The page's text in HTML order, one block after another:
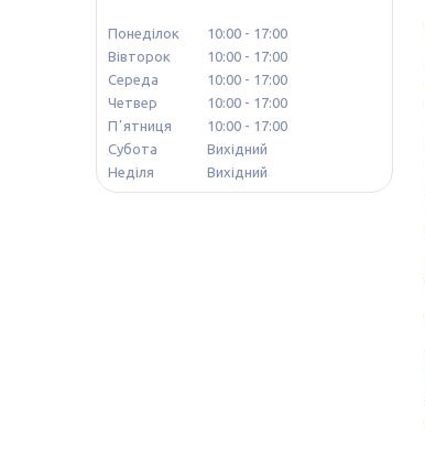
Понеділок 10:00
17:00
Вівторок
10:00
17:00
Середа
10:00
17:00
Четвер
10:00
17:00
Пʼятниця
10:00
17:00
Субота
Вихідний
Неділя
Вихідний